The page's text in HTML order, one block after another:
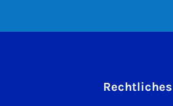
Rechtliches